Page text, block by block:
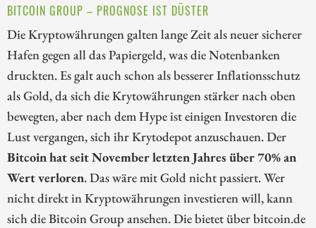
BITCOIN GROUP – PROGNOSE IST DÜSTER
Die Kryptowährungen galten lange Zeit als neuer sicherer
Hafen gegen all das Papiergeld, was die Notenbanken
druckten. Es galt auch schon als besserer Inflationsschutz
als Gold, da sich die Krytowährungen stärker nach oben
bewegten, aber nach dem Hype ist einigen Investoren die
Lust vergangen, sich ihr Krytodepot anzuschauen. Der
Bitcoin hat seit November letzten Jahres über 70% an
Wert verloren. Das wäre mit Gold nicht passiert. Wer
nicht direkt in Kryptowährungen investieren will, kann
sich die Bitcoin Group ansehen. Die bietet über bitcoin.de